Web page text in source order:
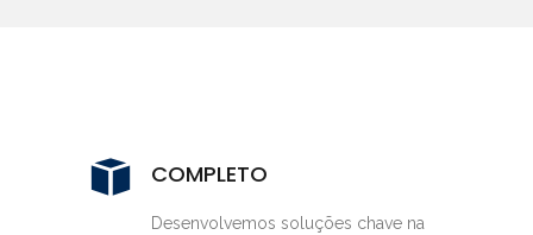
COMPLETO
Desenvolvemos soluções chave na